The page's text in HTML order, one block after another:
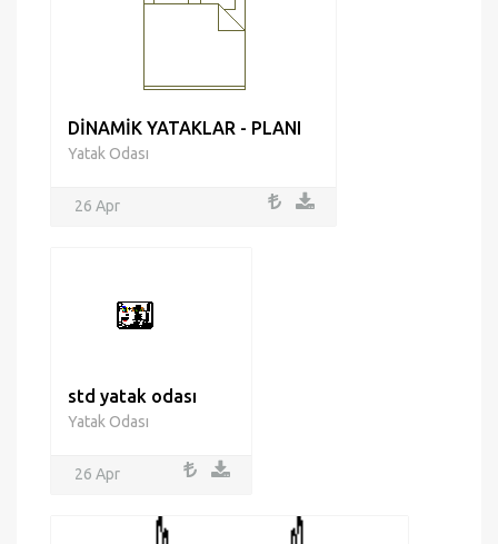
DİNAMİK YATAKLAR - PLANI
Yatak Odası
26 Apr
std yatak odası
Yatak Odası
26 Apr